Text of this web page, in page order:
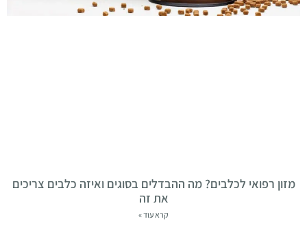
מזון רפואי לכלבים? מה ההבדלים בסוגים ואיזה כלבים צריכים
את זה
קרא עוד »